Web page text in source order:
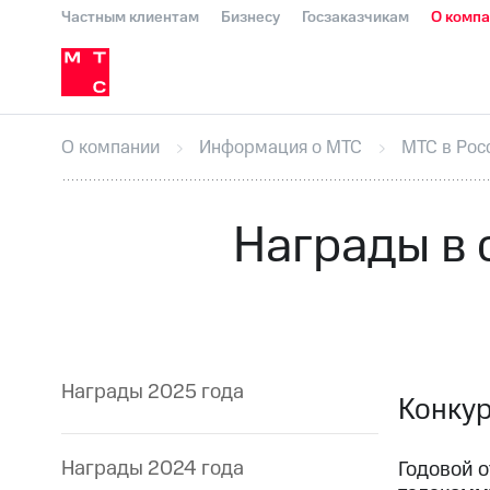
Частным клиентам Бизнесу Госзаказчикам О
Медиа-центр
Инвесторам и акционерам
Устойчивое развитие
Комплаенс и деловая этика
Пресс-релизыМТС о технологиях
Корпоративное управление
ПАО "МТС"Собрания акционеров
Еврооблигации-2023Уведомление
О компании Информация о МТС МТС в
Награды в
Награды 2025 года
Награды 2024 года
Годовой